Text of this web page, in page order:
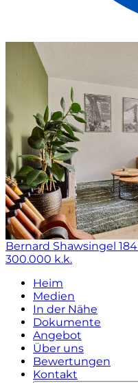
Bernard Shawsingel 184
300.000 k.k.
Heim
Medien
In der Nähe
Dokumente
Angebot
Über uns
Bewertungen
Kontakt